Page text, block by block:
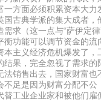
一方面必须积累资本大力
国古典学派的集大成者
需求（这一点与“萨伊定
衡功能可以调节资金的
本主义经济危机爆发了
结果，完全忽视了需求
法销售出去，国家财富
不足是因为财富分配不
替工业企业家和被他们